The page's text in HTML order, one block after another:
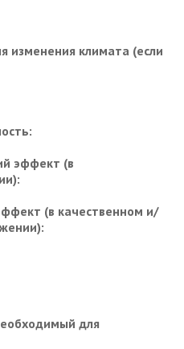
изменения климата (если
эффект (в
(в качественном и/
для